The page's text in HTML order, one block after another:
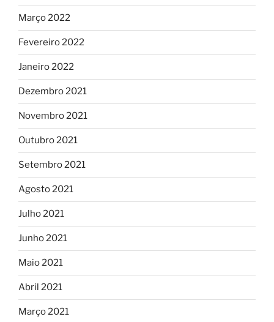
Março 2022
Fevereiro 2022
Janeiro 2022
Dezembro 2021
Novembro 2021
Outubro 2021
Setembro 2021
Agosto 2021
Julho 2021
Junho 2021
Maio 2021
Abril 2021
Março 2021